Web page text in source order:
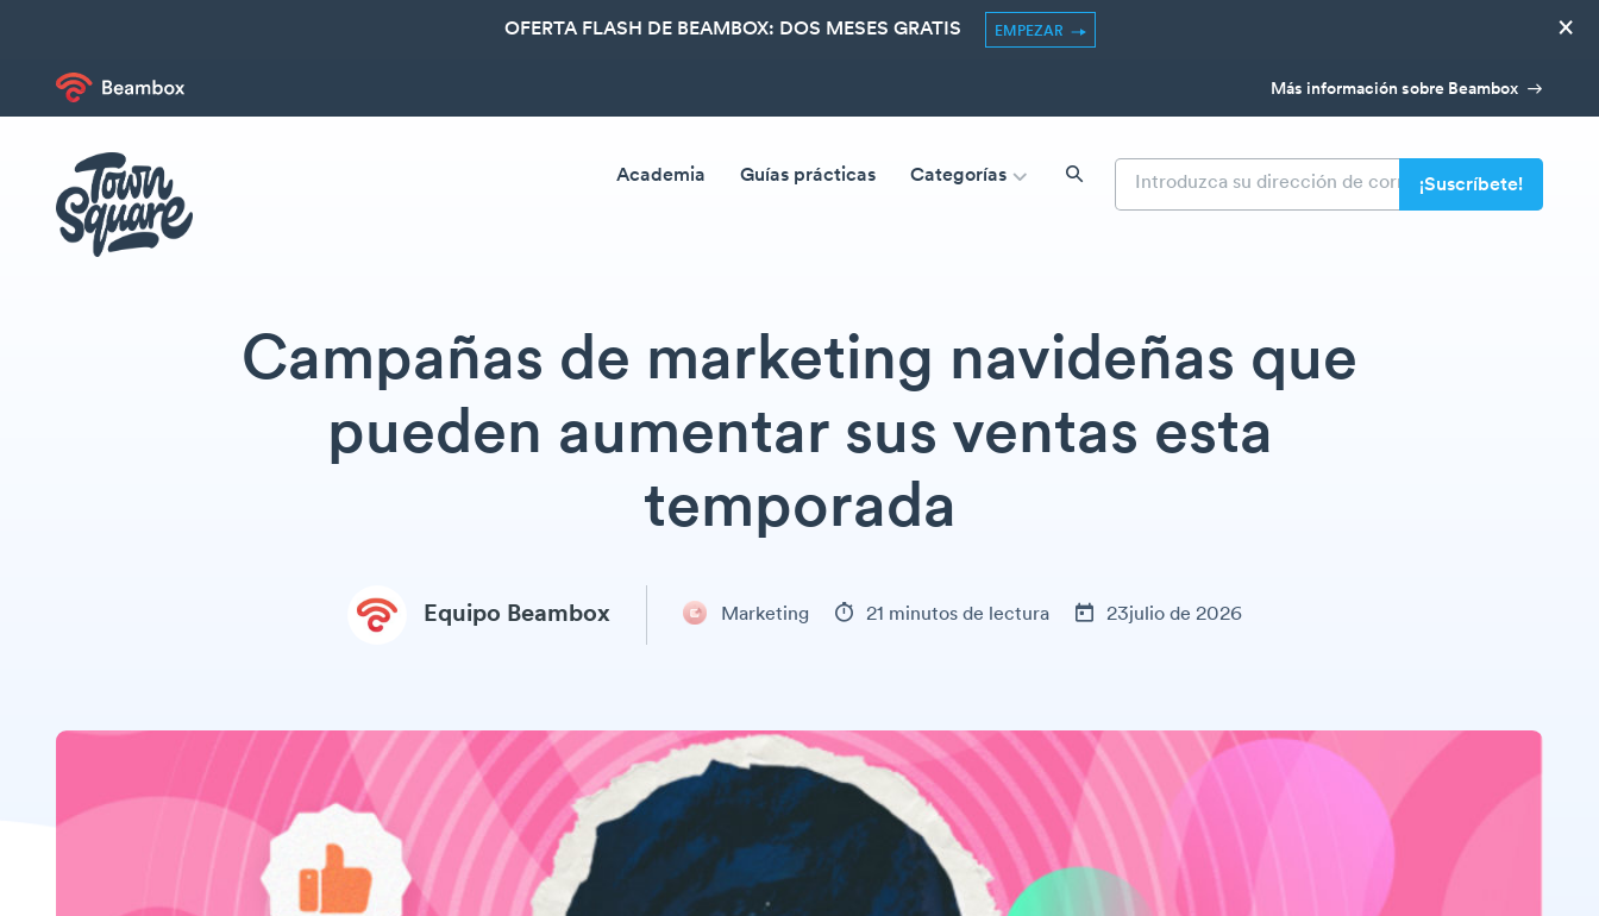
OFERTA FLASH DE BEAMBOX: DOS MESES GRATIS EMPEZAR ×
Más información sobre Beambox
Academia Guías prácticas Categorías
Campañas de marketing navideñas que
pueden aumentar sus ventas esta
temporada
Equipo Beambox Marketing 21 minutos de lectura 23julio de 2026